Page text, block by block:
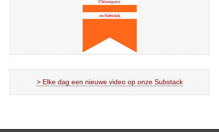
> Elke dag een nieuwe video op onze Substack